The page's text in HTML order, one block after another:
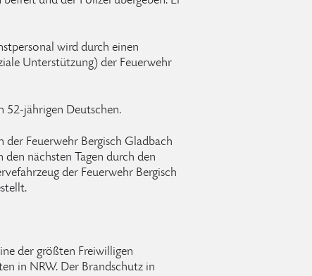
wird durch einen
Unterstützung) der Feuerwehr
52-jährigen Deutschen.
Feuerwehr Bergisch Gladbach
nächsten Tagen durch den
der Feuerwehr Bergisch
der größten Freiwilligen
in NRW. Der Brandschutz in